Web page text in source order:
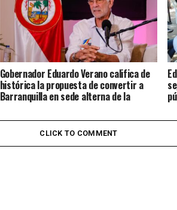
Gobernador Eduardo Verano califica de
histórica la propuesta de convertir a
Barranquilla en sede alterna de la
CLICK TO COMMENT